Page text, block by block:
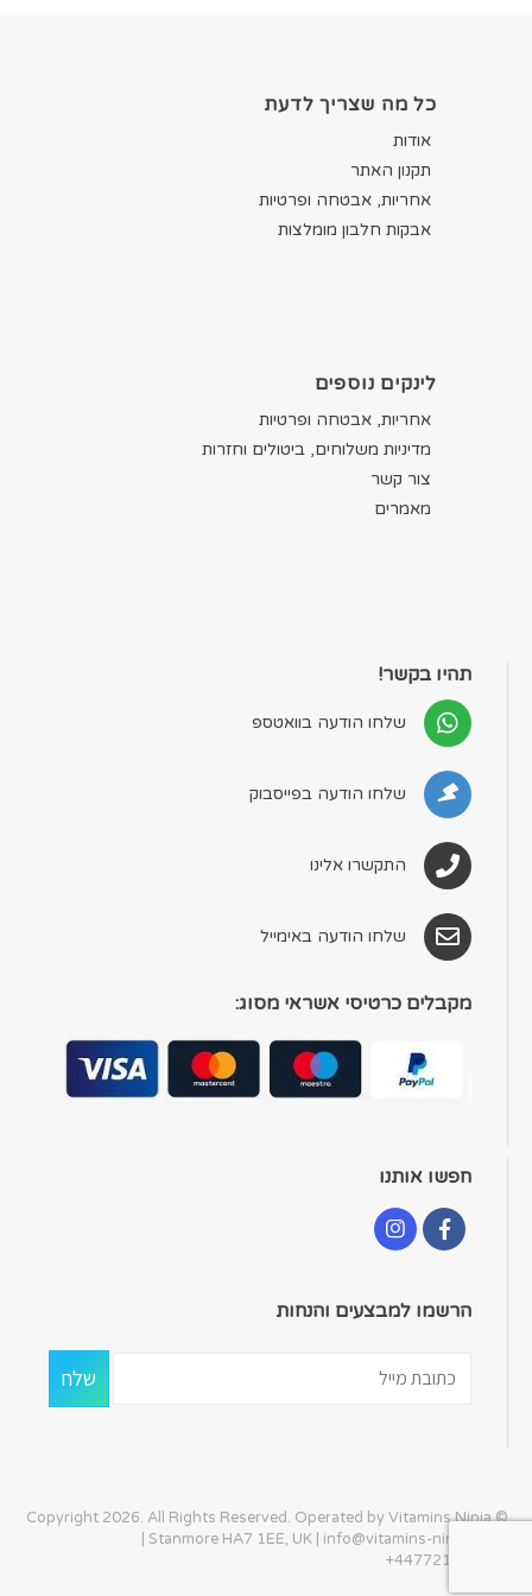
כל מה שצריך לדעת
אודות
תקנון האתר
אחריות, אבטחה ופרטיות
אבקות חלבון מומלצות
לינקים נוספים
אחריות, אבטחה ופרטיות
מדיניות משלוחים, ביטולים וחזרות
צור קשר
מאמרים
תהיו בקשר!
שלחו הודעה בוואטספ
שלחו הודעה בפייסבוק
התקשרו אלינו
שלחו הודעה באימייל
מקבלים כרטיסי אשראי מסוג:
חפשו אותנו
הרשמו למבצעים והנחות
© Copyright 2026. All Rights Reserved. Operated by Vitamins Ninja
| Stanmore HA7 1EE, UK | info@vitamins-ninja.com
+447721405586